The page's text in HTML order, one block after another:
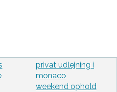
privat udlejning i
monaco
weekend ophold